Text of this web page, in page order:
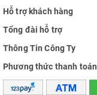
Hỗ trợ khách hàng
Tổng đài hỗ trợ
Thông Tin Công Ty
Phương thức thanh toán